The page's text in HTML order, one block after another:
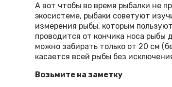
А вот чтобы во время рыбалки не
экосистеме, рыбаки советуют
измерения рыбы, которым
проводится от кончика носа рыбы
можно забирать только от 20 см
касается всей рыбы без
Возьмите на заметку